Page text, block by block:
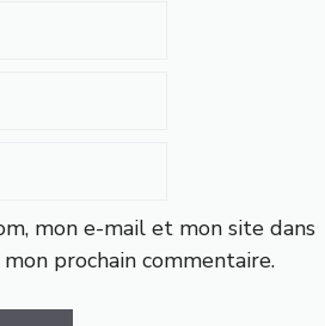
mon e-mail et mon site dans
prochain commentaire.